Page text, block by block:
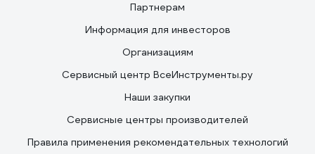
Партнерам
Информация для инвесторов
Организациям
Сервисный центр ВсеИнструменты.ру
Наши закупки
Сервисные центры производителей
Правила применения рекомендательных технологий